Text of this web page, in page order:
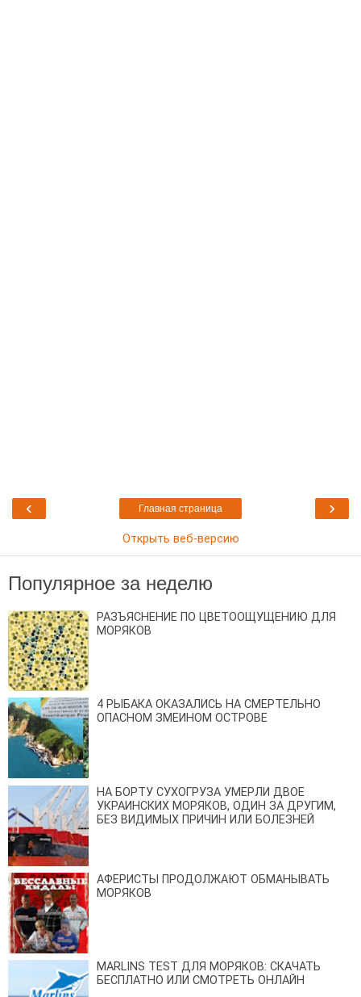
‹ ›
Главная страница
Открыть веб-версию
Популярное за неделю
РАЗЪЯСНЕНИЕ ПО ЦВЕТООЩУЩЕНИЮ ДЛЯ
МОРЯКОВ
4 РЫБАКА ОКАЗАЛИСЬ НА СМЕРТЕЛЬНО
ОПАСНОМ ЗМЕИНОМ ОСТРОВЕ
НА БОРТУ СУХОГРУЗА УМЕРЛИ ДВОЕ
УКРАИНСКИХ МОРЯКОВ, ОДИН ЗА ДРУГИМ,
БЕЗ ВИДИМЫХ ПРИЧИН ИЛИ БОЛЕЗНЕЙ
АФЕРИСТЫ ПРОДОЛЖАЮТ ОБМАНЫВАТЬ
МОРЯКОВ
MARLINS TEST ДЛЯ МОРЯКОВ: СКАЧАТЬ
БЕСПЛАТНО ИЛИ СМОТРЕТЬ ОНЛАЙН